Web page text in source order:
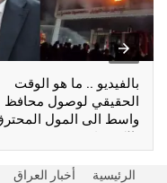
بالفيديو .. ما هو الوقت
الحقيقي لوصول محافظ
واسط الى المول
بالكوت؟
الرئيسية أخبار العراق